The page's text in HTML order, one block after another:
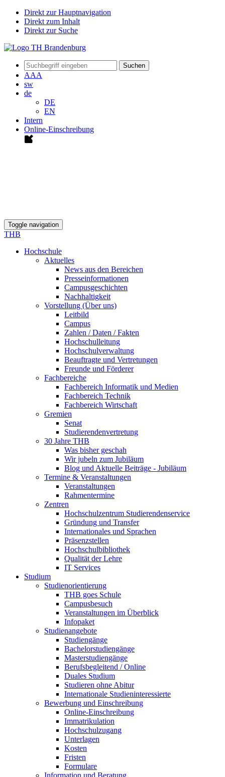
Direkt zur Hauptnavigation
Direkt zum Inhalt
Direkt zur Suche
Suchen
AAA
sw
de
DE
EN
Intern
Online-Einschreibung
Toggle navigation
THB
Hochschule
Aktuelles
News aus den Bereichen
Presseinformationen
Campusgeschichten
Nachhaltigkeit
Vorstellung (Über uns)
Leitbild
Campus
Zahlen / Daten / Fakten
Hochschulleitung
Hochschulverwaltung
Beauftragte und Vertretungen
Freunde und Förderer
Fachbereiche
Fachbereich Informatik und Medien
Fachbereich Technik
Fachbereich Wirtschaft
Gremien
Senat
Studierendenvertretung
30 Jahre THB
Was bisher geschah
Wir jubeln zum Jubiläum
Blog und Aktuelle Beiträge - Jubiläum
Termine & Veranstaltungen
Veranstaltungen
Rahmentermine
Zentren
Hochschulzentrum Studierendenservice
Gründung und Transfer
Internationales und Sprachen
Präsenzstellen
Hochschulbibliothek
Qualität der Lehre
IT Services
Studium
Studienorientierung
THB goes Schule
Campusbesuch
Veranstaltungen im Überblick
Infopaket
Studienangebote
Studiengänge
Bachelorstudiengänge
Masterstudiengänge
Berufsbegleitend / Online
Duales Studium
Studieren ohne Abitur
Internationale Studieninteressierte
Bewerbung und Einschreibung
Online-Einschreibung
Immatrikulation
Hochschulzugang
Unterlagen
Kosten
Fristen
Formulare
Information und Beratung